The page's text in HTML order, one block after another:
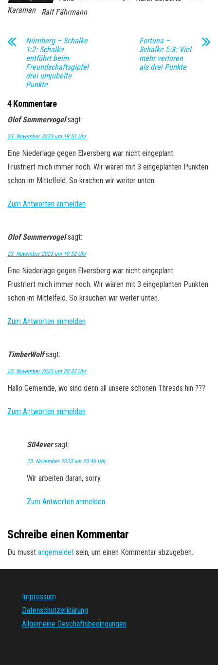
Karaman
Ralf Fährmann
Nürnberg – Schalke
1:2: Schalke
entführt beim
Freundschaftsgipfel
drei umjubelte
Punkte
Fortuna –
Schalke 5:3: Viel
mehr verloren
als drei Punkte
4 Kommentare
Olof Sommervogel sagt:
23. November 2023 um 19:51 Uhr
Eine Niederlage gegen Elversberg war nicht eingeplant.
Frustriert mich immer noch. Wir wären mit 3 eingeplanten Punkten
schon im Mittelfeld. So krachen wir weiter unten.
Zum Antworten anmelden
Olof Sommervogel sagt:
23. November 2023 um 19:52 Uhr
Eine Niederlage gegen Elversberg war nicht eingeplant.
Frustriert mich immer noch. Wir wären mit 3 eingeplanten Punkten
schon im Mittelfeld. So krauchen wir weiter unten.
Zum Antworten anmelden
TimberWolf sagt:
23. November 2023 um 20:37 Uhr
Hallo Gemeinde, wo sind denn all unsere schönen Threads hin ???
Zum Antworten anmelden
S04ever sagt:
23. November 2023 um 20:46 Uhr
Wir arbeiten daran, sorry.
Zum Antworten anmelden
Schreibe einen Kommentar
Du musst angemeldet sein, um einen Kommentar abzugeben.
Impressum
Datenschutzerklärung
Allgemeine Geschäftsbedingungen